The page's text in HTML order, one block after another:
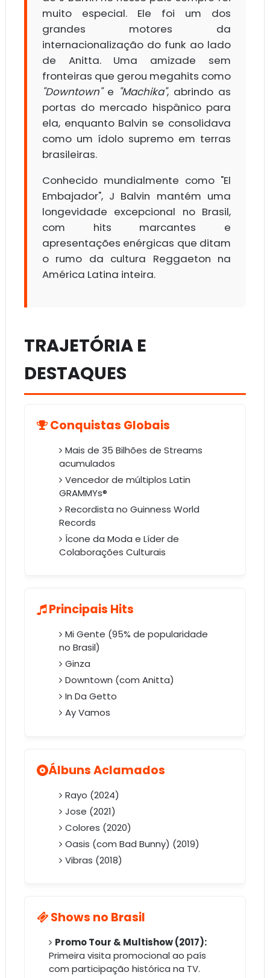
muito especial. Ele foi um dos
grandes motores da
internacionalização do funk ao lado
de Anitta. Uma amizade sem
fronteiras que gerou megahits como
"Downtown"e "Machika", abrindo as
portas do mercado hispânico para
ela, enquanto Balvin se consolidava
como um ídolo supremo em terras
brasileiras.
Conhecido mundialmente como "El
Embajador", J Balvin mantém uma
longevidade excepcional no Brasil,
com hits marcantes e
apresentações enérgicas que ditam
o rumo da cultura Reggaeton na
América Latina inteira.
TRAJETÓRIA E
DESTAQUES
Conquistas Globais
Mais de 35 Bilhões de Streams
acumulados
Vencedor de múltiplos Latin
GRAMMYs®
Recordista no Guinness World
Records
Ícone da Moda e Líder de
Colaborações Culturais
Principais Hits
Mi Gente (95% de popularidade
no Brasil)
Ginza
Downtown (com Anitta)
In Da Getto
Ay Vamos
Álbuns Aclamados
Rayo (2024)
Jose (2021)
Colores (2020)
Oasis (com Bad Bunny) (2019)
Vibras (2018)
Shows no Brasil
Promo Tour & Multishow (2017):
Primeira visita promocional ao país
com participação histórica na TV.